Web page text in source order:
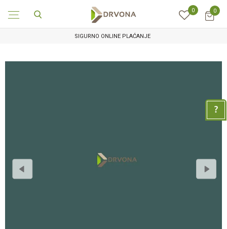
0 0
SIGURNO ONLINE PLAĆANJE